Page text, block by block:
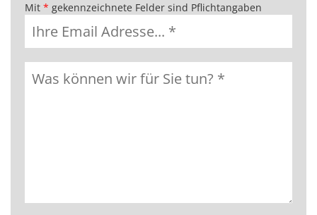
Mit * gekennzeichnete Felder sind Pflichtangaben